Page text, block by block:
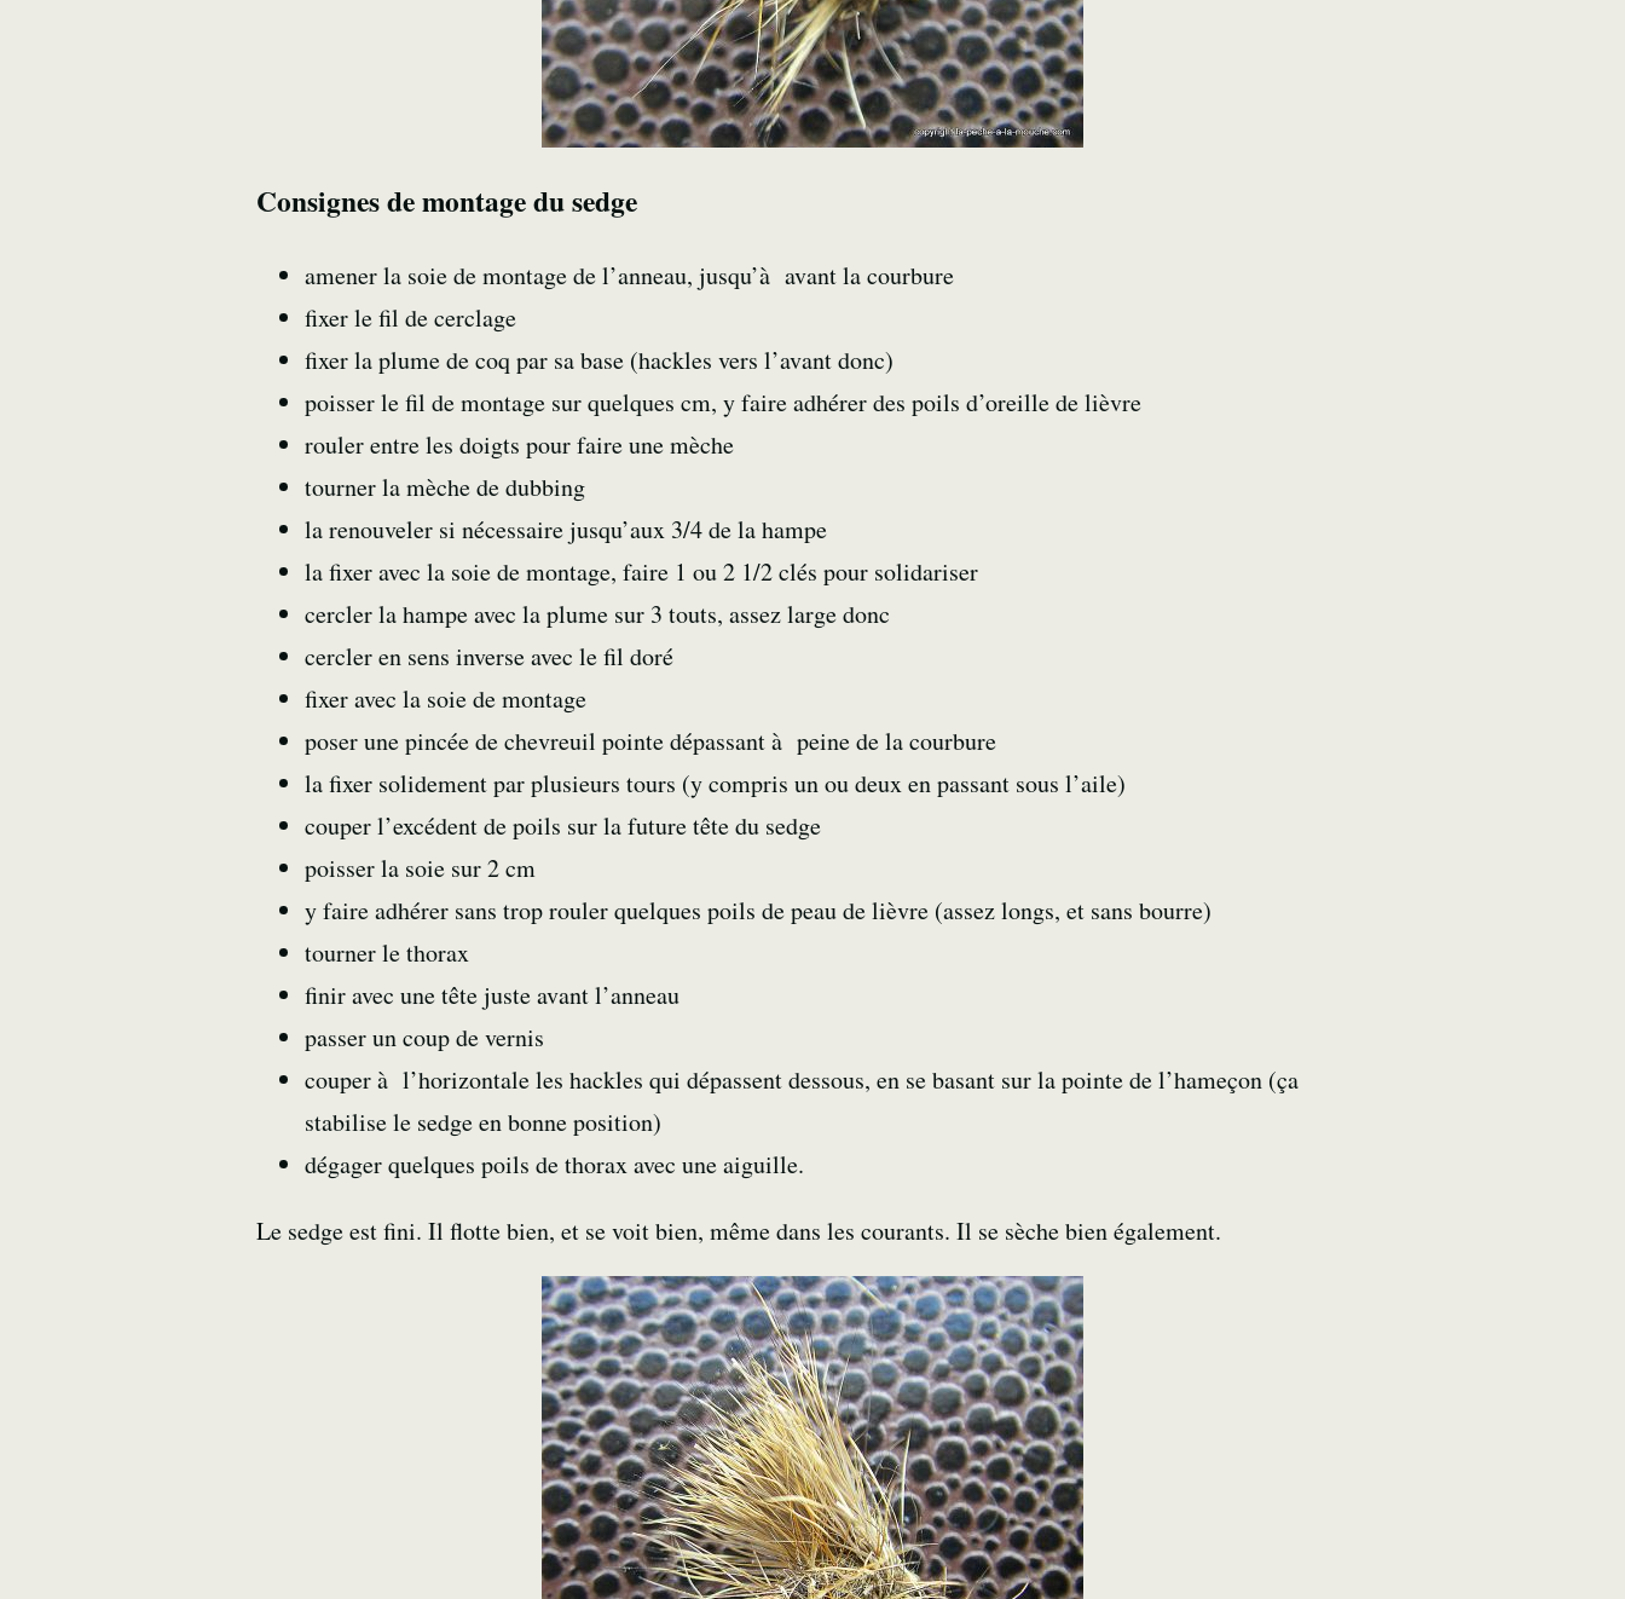
Consignes de montage du sedge
amener la soie de montage de l’anneau, jusqu’à avant la courbure
fixer le fil de cerclage
fixer la plume de coq par sa base (hackles vers l’avant donc)
poisser le fil de montage sur quelques cm, y faire adhérer des poils d’oreille de lièvre
rouler entre les doigts pour faire une mèche
tourner la mèche de dubbing
la renouveler si nécessaire jusqu’aux 3/4 de la hampe
la fixer avec la soie de montage, faire 1 ou 2 1/2 clés pour solidariser
cercler la hampe avec la plume sur 3 touts, assez large donc
cercler en sens inverse avec le fil doré
fixer avec la soie de montage
poser une pincée de chevreuil pointe dépassant à peine de la courbure
la fixer solidement par plusieurs tours (y compris un ou deux en passant sous l’aile)
couper l’excédent de poils sur la future tête du sedge
poisser la soie sur 2 cm
y faire adhérer sans trop rouler quelques poils de peau de lièvre (assez longs, et sans bourre)
tourner le thorax
finir avec une tête juste avant l’anneau
passer un coup de vernis
couper à l’horizontale les hackles qui dépassent dessous, en se basant sur la pointe de l’hameçon (ça
stabilise le sedge en bonne position)
dégager quelques poils de thorax avec une aiguille.
Le sedge est fini. Il flotte bien, et se voit bien, même dans les courants. Il se sèche bien également.